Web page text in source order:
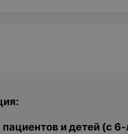
и детей (с 6-